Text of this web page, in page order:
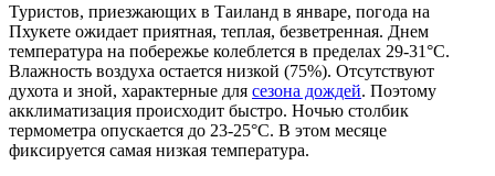
Туристов, приезжающих в Таиланд в январе, погода на
Пхукете ожидает приятная, теплая, безветренная. Днем
температура на побережье колеблется в пределах 29-31°С.
Влажность воздуха остается низкой (75%). Отсутствуют
духота и зной, характерные для сезона дождей. Поэтому
акклиматизация происходит быстро. Ночью столбик
термометра опускается до 23-25°С. В этом месяце
фиксируется самая низкая температура.